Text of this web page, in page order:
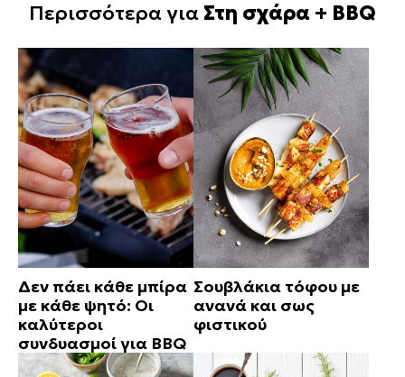
Περισσότερα για Στη σχάρα + BBQ
Δεν πάει κάθε μπίρα
με κάθε ψητό: Οι
καλύτεροι
συνδυασμοί για BBQ
Σουβλάκια τόφου με
ανανά και σως
φιστικού